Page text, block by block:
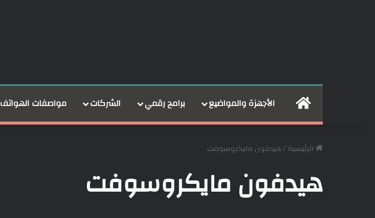
الرئيسيةالأجهزة والمواضيع برامج رقمي الشركات مواصفات الهواتف
الرئيسية/هيدفون مايكروسوفت
هيدفون مايكروسوفت